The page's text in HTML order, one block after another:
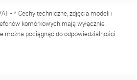
- * Cechy techniczne, zdjęcia modeli i
komórkowych mają wyłącznie
można pociągnąć do odpowiedzialności